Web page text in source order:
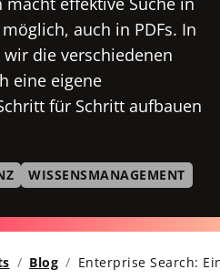
WISSENSMANAGEMENT
auch in PDFs. In
die verschiedenen
eine eigene
für Schritt aufbauen
Blog Enterprise Search: